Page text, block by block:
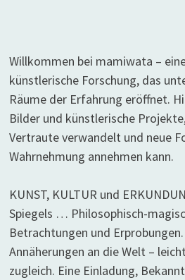
Willkommen bei mamiwata –
künstlerische Forschung, das
Räume der Erfahrung eröffnet.
Bilder und künstlerische
Vertraute verwandelt und neue
Wahrnehmung annehmen kann.
KUNST, KULTUR und
Spiegels … Philosophisch-
Betrachtungen und
Annäherungen an die Welt –
zugleich. Eine Einladung,